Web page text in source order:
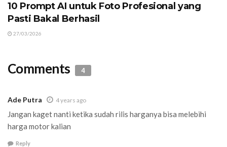
10 Prompt AI untuk Foto Profesional yang
Pasti Bakal Berhasil
27/03/2026
Comments 4
Ade Putra 4 years ago
Jangan kaget nanti ketika sudah rilis harganya bisa melebihi
harga motor kalian
Reply